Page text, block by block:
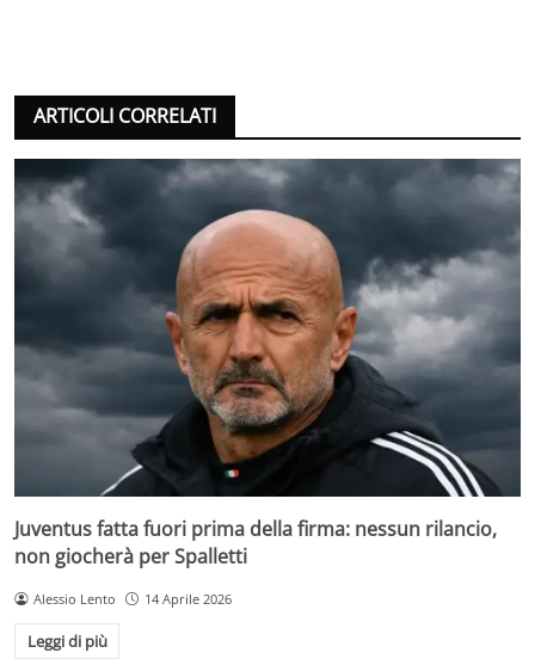
ARTICOLI CORRELATI
Juventus fatta fuori prima della firma: nessun rilancio,
non giocherà per Spalletti
Alessio Lento 14 Aprile 2026
Leggi di più